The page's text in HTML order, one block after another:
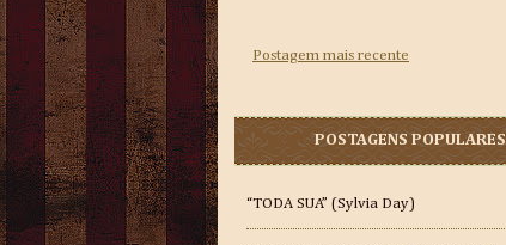
Postagem mais recente
POSTAGENS POPULARES
“TODA SUA” (Sylvia Day)